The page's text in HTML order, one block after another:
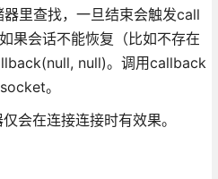
里查找，一旦结束会触发call
果会话不能恢复（比如不存在
null)。调用callback
。
会在连接连接时有效果。